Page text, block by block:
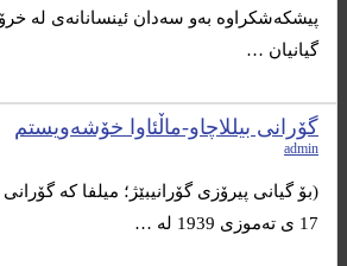
پیشکەشکراوە بەو سەدان ئینسانانەی لە
گیانیان …
گۆرانی بیللاچاو-ماڵئاوا خۆشەویستم
admin
(بۆ گیانی پیرۆزی گۆرانیبێژ؛ میلفا کە گۆرانی
17 ی تەموزی 1939 لە …